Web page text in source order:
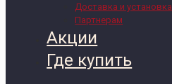
Доставка и установка
Партнерам
Акции
Где купить